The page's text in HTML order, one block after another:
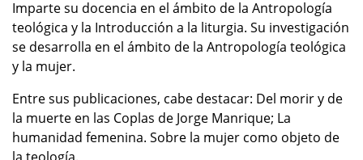
Imparte su docencia en el ámbito de la Antropología
teológica y la Introducción a la liturgia. Su investigación
se desarrolla en el ámbito de la Antropología teológica
y la mujer.
Entre sus publicaciones, cabe destacar: Del morir y de
la muerte en las Coplas de Jorge Manrique; La
humanidad femenina. Sobre la mujer como objeto de